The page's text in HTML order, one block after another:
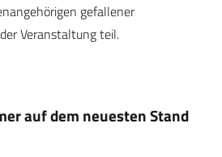
gefallener
Veranstaltung teil.
auf dem neuesten Stand